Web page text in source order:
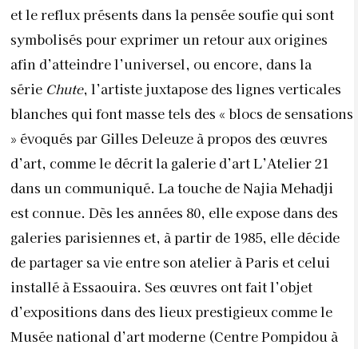
et le reflux présents dans la pensée soufie qui sont
symbolisés pour exprimer un retour aux origines
afin d’atteindre l’universel, ou encore, dans la
série Chute, l’artiste juxtapose des lignes verticales
blanches qui font masse tels des « blocs de sensations
» évoqués par Gilles Deleuze à propos des œuvres
d’art, comme le décrit la galerie d’art L’Atelier 21
dans un communiqué. La touche deNajia Mehadji
est connue. Dès les années 80, elle expose dans des
galeries parisiennes et, à partir de 1985, elle décide
de partager sa vie entre son atelier à Paris et celui
installé à Essaouira. Ses œuvres ont fait l’objet
d’expositions dans des lieux prestigieux comme le
Musée national d’art moderne (Centre Pompidou à